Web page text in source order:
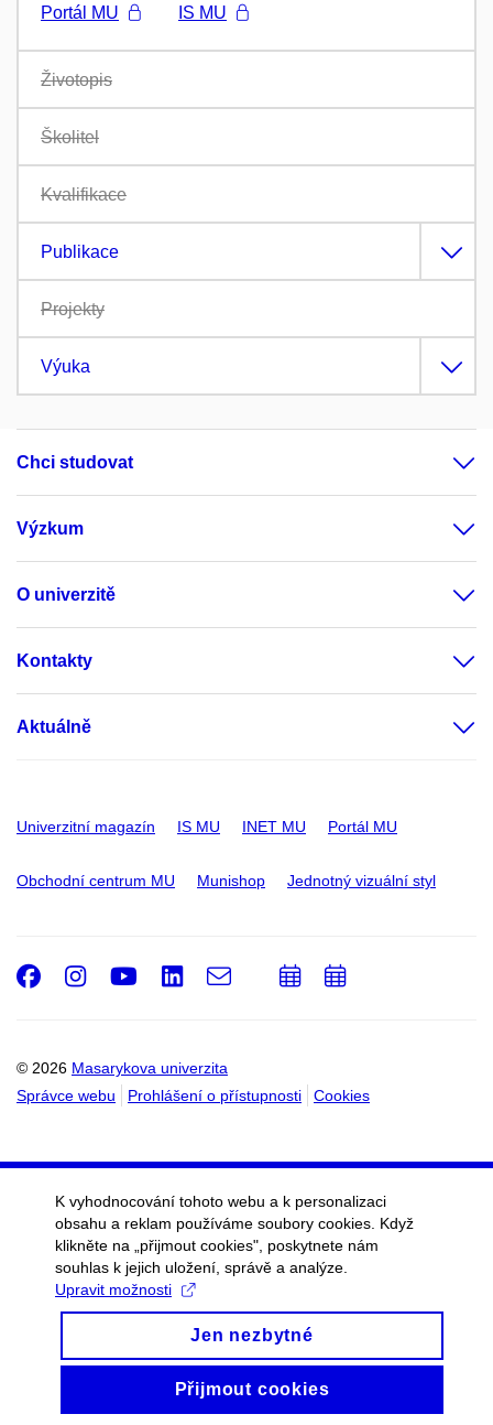
Portál MU
IS MU
Životopis
Školitel
Kvalifikace
Publikace
Projekty
Výuka
Chci studovat
Výzkum
O univerzitě
Kontakty
Aktuálně
Univerzitní magazín IS MU INET MU Portál MU
Obchodní centrum MU Munishop Jednotný vizuální styl
© 2026 Masarykova univerzita
Správce webu
Prohlášení o přístupnosti Cookies
Facebook
Instagram
Youtube
LinkedIn
e-
Email
PřidatPřidat
K vyhodnocování tohoto webu a k personalizaci
obsahu a reklam používáme soubory cookies. Když
klikněte na „přijmout cookies", poskytnete nám
souhlas k jejich uložení, správě a analýze.
Upravit možnosti
Jen nezbytné
Přijmout cookies